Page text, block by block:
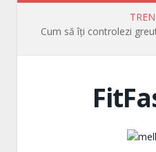
Cum să îți controlezi